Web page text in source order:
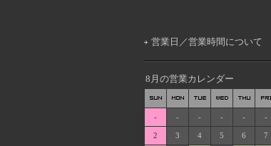
営業日／営業時間について
8月の営業カレンダー
- - - - - -
2 3 4 5 6 7